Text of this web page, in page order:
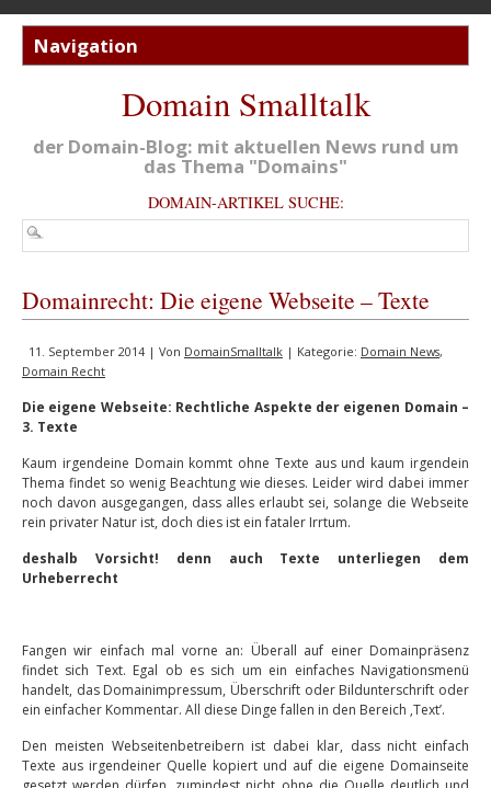
Domain Smalltalk
der Domain-Blog: mit aktuellen News rund um
das Thema "Domains"
DOMAIN-ARTIKEL SUCHE:
Domainrecht: Die eigene Webseite – Texte
11. September 2014 | Von DomainSmalltalk | Kategorie: Domain News,
Domain Recht
Die eigene Webseite: Rechtliche Aspekte der eigenen Domain –
3. Texte
Kaum irgendeine Domain kommt ohne Texte aus und kaum irgendein
Thema findet so wenig Beachtung wie dieses. Leider wird dabei immer
noch davon ausgegangen, dass alles erlaubt sei, solange die Webseite
rein privater Natur ist, doch dies ist ein fataler Irrtum.
deshalb Vorsicht! denn auch Texte unterliegen dem
Urheberrecht
Fangen wir einfach mal vorne an: Überall auf einer Domainpräsenz
findet sich Text. Egal ob es sich um ein einfaches Navigationsmenü
handelt, das Domainimpressum, Überschrift oder Bildunterschrift oder
ein einfacher Kommentar. All diese Dinge fallen in den Bereich ‚Text’.
Den meisten Webseitenbetreibern ist dabei klar, dass nicht einfach
Texte aus irgendeiner Quelle kopiert und auf die eigene Domainseite